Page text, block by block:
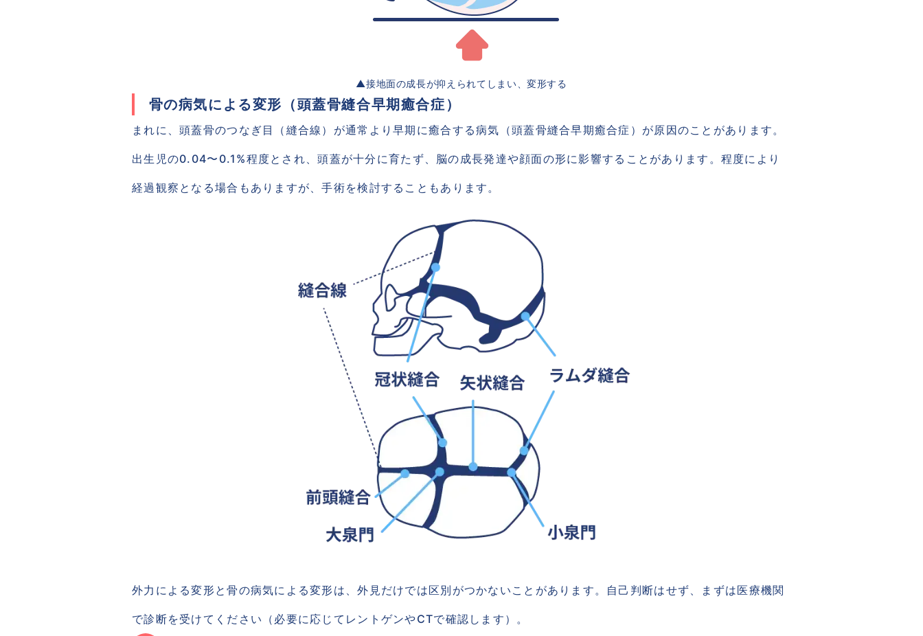
▲接地面の成長が抑えられてしまい、変形する
骨の病気による変形（頭蓋骨縫合早期癒合症）
まれに、頭蓋骨のつなぎ目（縫合線）が通常より早期に癒合する病気（頭蓋骨縫合早期癒合症）が原因のことがあります。
出生児の0.04〜0.1%程度とされ、頭蓋が十分に育たず、脳の成長発達や顔面の形に影響することがあります。程度により
経過観察となる場合もありますが、手術を検討することもあります。
外力による変形と骨の病気による変形は、外見だけでは区別がつかないことがあります。自己判断はせず、まずは医療機関
で診断を受けてください（必要に応じてレントゲンやCTで確認します）。